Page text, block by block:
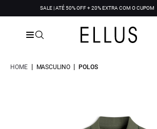
SALE | ATÉ 50% OFF + 20% EXTRA COM O CUPOM
HOME | MASCULINO | POLOS